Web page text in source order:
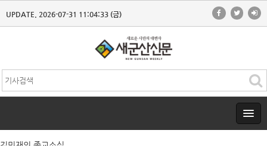
UPDATE. 2026-07-31 11:04:33 (금)